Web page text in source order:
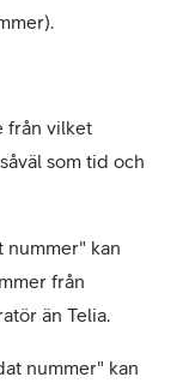
från vilket
som tid och
nummer" kan
från
än Telia.
nummer" kan